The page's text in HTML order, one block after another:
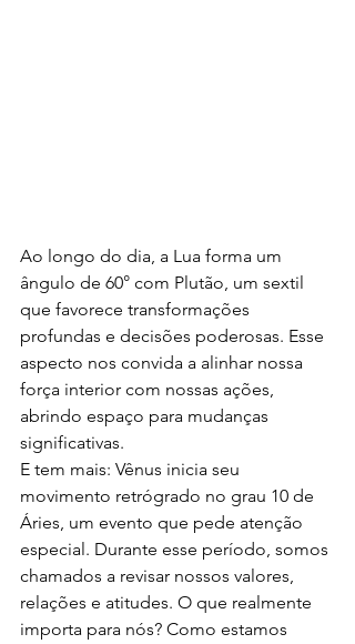
Ao longo do dia, a Lua forma um
ângulo de 60° com Plutão, um sextil
que favorece transformações
profundas e decisões poderosas. Esse
aspecto nos convida a alinhar nossa
força interior com nossas ações,
abrindo espaço para mudanças
significativas.
E tem mais: Vênus inicia seu
movimento retrógrado no grau 10 de
Áries, um evento que pede atenção
especial. Durante esse período, somos
chamados a revisar nossos valores,
relações e atitudes. O que realmente
importa para nós? Como estamos